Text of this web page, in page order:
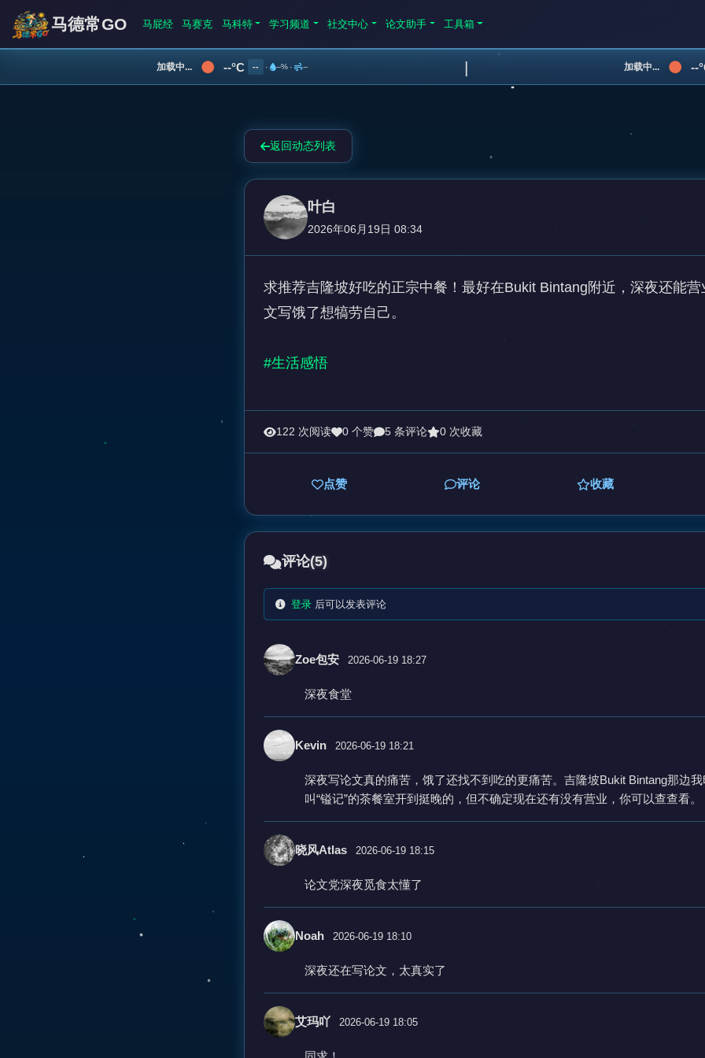
马德常GO 马屁经 马赛克 马科特 学习频道 社交中心 论文助手 工具箱
加载中... --°C -- · --% · -- | 加载中... --
返回动态列表
叶白
2026年06月19日 08:34
求推荐吉隆坡好吃的正宗中餐！最好在Bukit Bintang附近，深夜还能
文写饿了想犒劳自己。
#生活感悟
122 次阅读 0 个赞 5 条评论 0 次收藏
点赞 评论 收藏
评论(5)
登录 后可以发表评论
Zoe包安 2026-06-19 18:27
深夜食堂
Kevin 2026-06-19 18:21
深夜写论文真的痛苦，饿了还找不到吃的更痛苦。吉隆坡Bukit Bintang那边
叫“镒记”的茶餐室开到挺晚的，但不确定现在还有没有营业，你可以查查看。
晓风Atlas 2026-06-19 18:15
论文党深夜觅食太懂了
Noah 2026-06-19 18:10
深夜还在写论文，太真实了
艾玛吖 2026-06-19 18:05